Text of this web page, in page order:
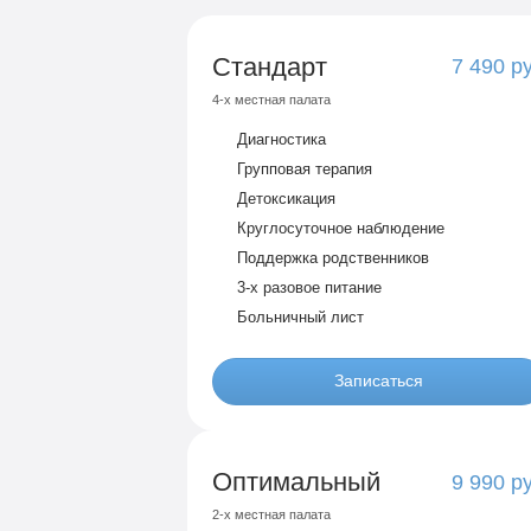
Стандарт 7 490
4-х местная палата
Диагностика
Групповая терапия
Детоксикация
Круглосуточное наблюдение
Поддержка родственников
3-х разовое питание
Больничный лист
Записаться
Оптимальный 9 990
2-х местная палата